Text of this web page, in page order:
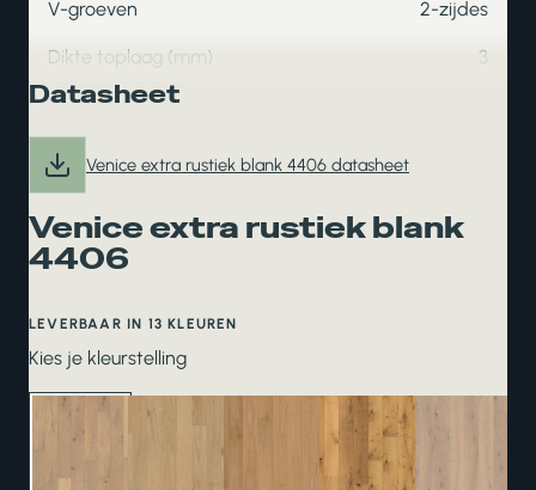
V-groeven 2-zijdes
Dikte toplaag (mm) 3
Datasheet
Venice extra rustiek blank 4406 datasheet
Venice extra rustiek blank
4406
LEVERBAAR IN 13 KLEUREN
Kies je kleurstelling